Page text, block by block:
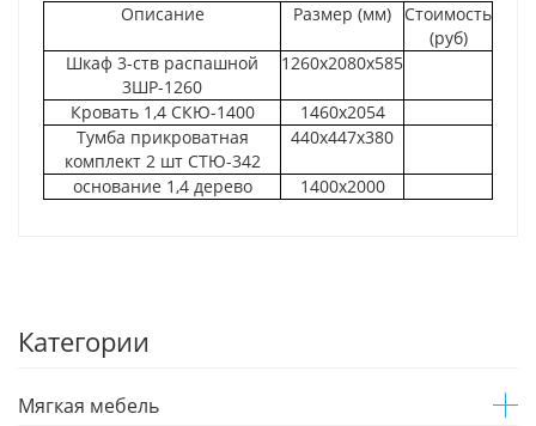
Описание
Размер (мм)
Стоимость
(руб)
Шкаф 3-ств распашной
3ШР-1260
1260х2080х585
Кровать 1,4 СКЮ-1400
1460х2054
Тумба прикроватная
комплект 2 шт СТЮ-342
440х447х380
основание 1,4 дерево 1400х2000
Категории
Мягкая мебель